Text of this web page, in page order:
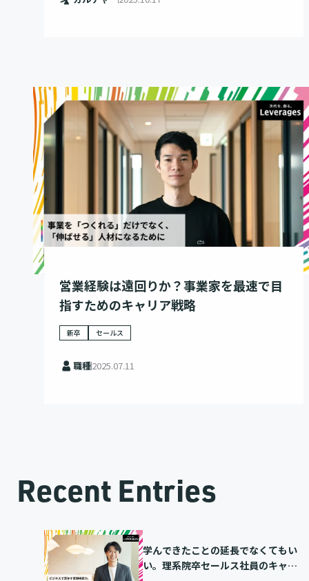
営業経験は遠回りか？事業家を最速で目
指すためのキャリア戦略
新卒 セールス
職種2025.07.11
Recent Entries
学んできたことの延長でなくてもい
い。理系院卒セールス社員のキャリ